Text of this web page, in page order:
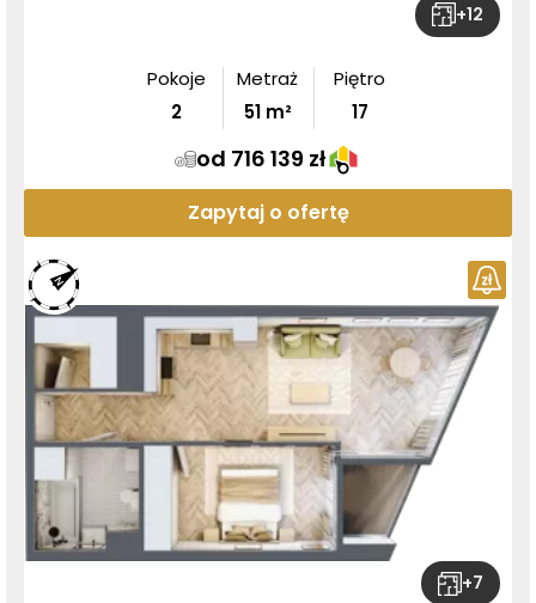
+12
Pokoje
2
Metraż
51m²
Piętro
17
od 716 139 zł
Zapytaj o ofertę
+7